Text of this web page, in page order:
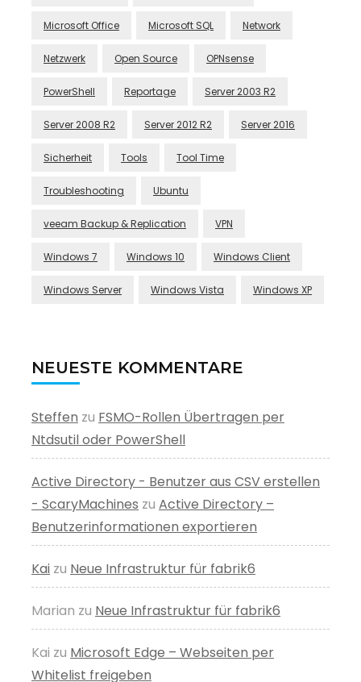
Microsoft Office Microsoft SQL Network
Netzwerk Open Source OPNsense
PowerShell Reportage Server 2003 R2
Server 2008 R2 Server 2012 R2 Server 2016
Sicherheit Tools Tool Time
Troubleshooting Ubuntu
veeam Backup & Replication VPN
Windows 7 Windows 10 Windows Client
Windows Server Windows Vista Windows XP
NEUESTE KOMMENTARE
Steffen zu FSMO-Rollen Übertragen per
Ntdsutil oder PowerShell
Active Directory - Benutzer aus CSV erstellen
- ScaryMachines zu Active Directory –
Benutzerinformationen exportieren
Kai zu Neue Infrastruktur für fabrik6
Marian zu Neue Infrastruktur für fabrik6
Kai zu Microsoft Edge – Webseiten per
Whitelist freigeben